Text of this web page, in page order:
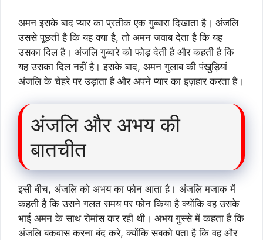
अमन इसके बाद प्यार का प्रतीक एक गुब्बारा दिखाता है। अंजलि
उससे पूछती है कि यह क्या है, तो अमन जवाब देता है कि यह
उसका दिल है। अंजलि गुब्बारे को फोड़ देती है और कहती है कि
यह उसका दिल नहीं है। इसके बाद, अमन गुलाब की पंखुड़ियां
अंजलि के चेहरे पर उड़ाता है और अपने प्यार का इज़हार करता है।
अंजलि और अभय की
बातचीत
इसी बीच, अंजलि को अभय का फोन आता है। अंजलि मजाक में
कहती है कि उसने गलत समय पर फोन किया है क्योंकि वह उसके
भाई अमन के साथ रोमांस कर रही थी। अभय गुस्से में कहता है कि
अंजलि बकवास करना बंद करे, क्योंकि सबको पता है कि वह और